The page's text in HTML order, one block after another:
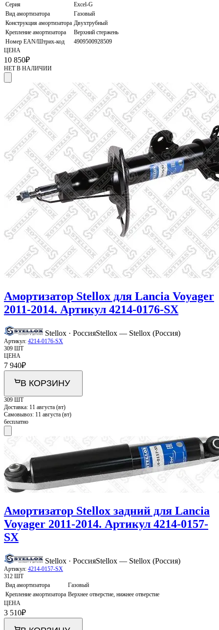
Серия
Excel-G
Вид амортизатора
Газовый
Конструкция амортизатора Двухтрубный
Крепление амортизатора
Верхний стержень
Номер EAN/Штрих-код
4909500928509
ЦЕНА
10 850₽
НЕТ В НАЛИЧИИ
Амортизатор Stellox для Lancia Voyager
2011-2014. Артикул 4214-0176-SX
Stellox · РоссияStellox — Stellox (Россия)
Артикул: 4214-0176-SX
309 ШТ
ЦЕНА
7 940₽
В КОРЗИНУ
309 ШТ
Доставка: 11 августа (вт)
Самовывоз: 11 августа (вт)
бесплатно
Амортизатор Stellox задний для Lancia
Voyager 2011-2014. Артикул 4214-0157-
SX
Stellox · РоссияStellox — Stellox (Россия)
Артикул: 4214-0157-SX
312 ШТ
Вид амортизатора
Газовый
Крепление амортизатора Верхнее отверстие, нижнее отверстие
ЦЕНА
3 510₽